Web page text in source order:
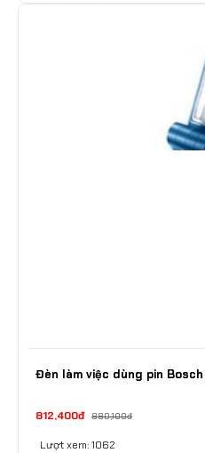
Đèn làm việc dùng pin Bosch
812,400đ 880,100đ
Lượt xem: 1062